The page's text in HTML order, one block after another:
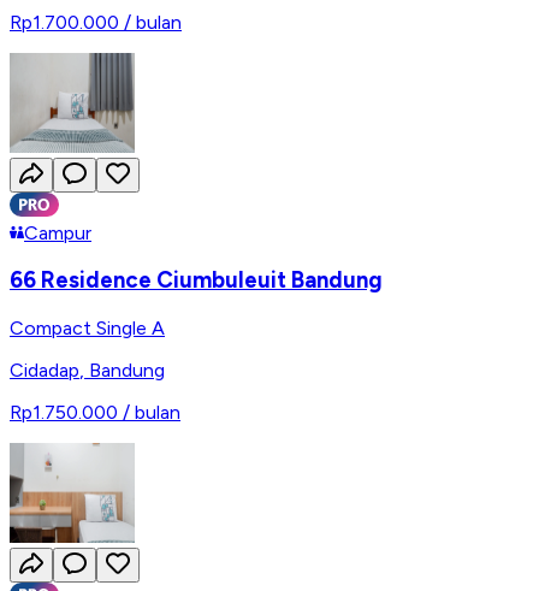
Rp1.700.000 / bulan
Campur
66 Residence Ciumbuleuit Bandung
Compact Single A
Cidadap, Bandung
Rp1.750.000 / bulan